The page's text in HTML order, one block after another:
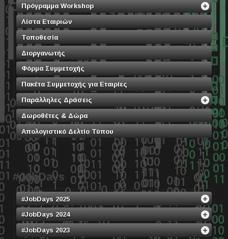
Πρόγραμμα Workshop
Λίστα Εταιριών
Τοποθεσία
Διοργανωτής
Φόρμα Συμμετοχής
Πακέτα Συμμετοχής για Εταιρίες
Παράλληλες Δράσεις
Δωροθέτες & Δώρα
Απολογιστικό Δελτίο Τύπου
#JobDays
#JobDays 2025
#JobDays 2024
#JobDays 2023